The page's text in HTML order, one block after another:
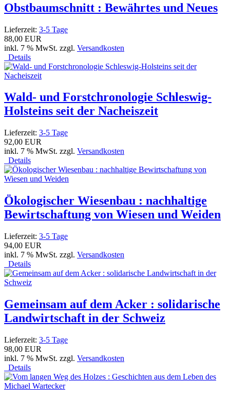
Obstbaumschnitt : Bewährtes und Neues
Lieferzeit: 3-5 Tage
88,00 EUR
inkl. 7 % MwSt. zzgl. Versandkosten
Details
Wald- und Forstchronologie Schleswig-
Holsteins seit der Nacheiszeit
Lieferzeit: 3-5 Tage
92,00 EUR
inkl. 7 % MwSt. zzgl. Versandkosten
Details
Ökologischer Wiesenbau : nachhaltige
Bewirtschaftung von Wiesen und Weiden
Lieferzeit: 3-5 Tage
94,00 EUR
inkl. 7 % MwSt. zzgl. Versandkosten
Details
Gemeinsam auf dem Acker : solidarische
Landwirtschaft in der Schweiz
Lieferzeit: 3-5 Tage
98,00 EUR
inkl. 7 % MwSt. zzgl. Versandkosten
Details